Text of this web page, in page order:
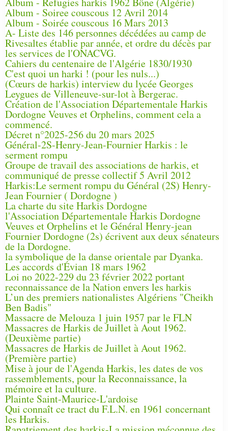
Album - Soiree couscous 12 Avril 2014
Album - Soirée couscous 16 Mars 2013
A- Liste des 146 personnes décédées au camp de
Rivesaltes établie par année, et ordre du décès par
les services de l'ONACVG.
Cahiers du centenaire de l'Algérie 1830/1930
C'est quoi un harki ! (pour les nuls...)
(Cœurs de harkis) interview du lycée Georges
Leygues de Villeneuve-sur-lot à Bergerac.
Création de l'Association Départementale Harkis
Dordogne Veuves et Orphelins, comment cela a
commencé.
Décret n°2025-256 du 20 mars 2025
Général-2S-Henry-Jean-Fournier Harkis : le
serment rompu
Groupe de travail des associations de harkis, et
communiqué de presse collectif 5 Avril 2012
Harkis:Le serment rompu du Général (2S) Henry-
Jean Fournier ( Dordogne )
La charte du site Harkis Dordogne
l'Association Départementale Harkis Dordogne
Veuves et Orphelins et le Général Henry-jean
Fournier Dordogne (2s) écrivent aux deux sénateurs
de la Dordogne.
la symbolique de la danse orientale par Dyanka.
Les accords d'Évian 18 mars 1962
Loi no 2022-229 du 23 février 2022 portant
reconnaissance de la Nation envers les harkis
L’un des premiers nationalistes Algériens "Cheikh
Ben Badis"
Massacre de Melouza 1 juin 1957 par le FLN
Massacres de Harkis de Juillet à Aout 1962.
(Deuxième partie)
Massacres de Harkis de Juillet à Aout 1962.
(Première partie)
Mise à jour de l'Agenda Harkis, les dates de vos
rassemblements, pour la Reconnaissance, la
mémoire et la culture.
Plainte Saint-Maurice-L'ardoise
Qui connaît ce tract du F.L.N. en 1961 concernant
les Harkis.